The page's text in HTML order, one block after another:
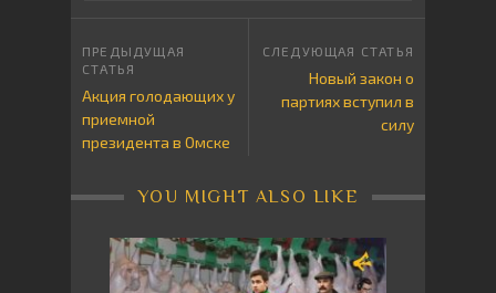
Акция голодающих у
приемной
президента в Омске
Новый закон о
партиях вступил в
силу
YOU MIGHT ALSO LIKE